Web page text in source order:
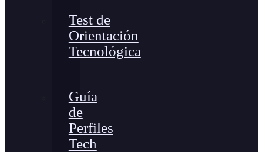
Test de
Orientación
Tecnológica
Guía
de
Perfiles
Tech